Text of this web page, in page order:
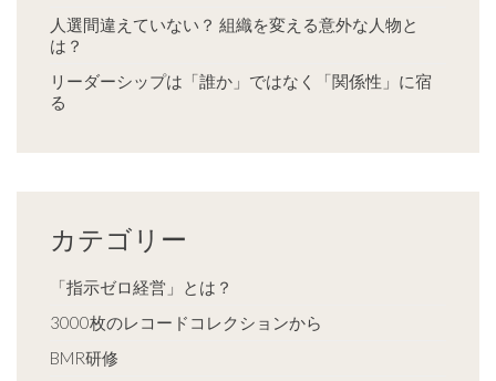
人選間違えていない？ 組織を変える意外な人物と
は？
リーダーシップは「誰か」ではなく「関係性」に宿
る
カテゴリー
「指示ゼロ経営」とは？
3000枚のレコードコレクションから
BMR研修